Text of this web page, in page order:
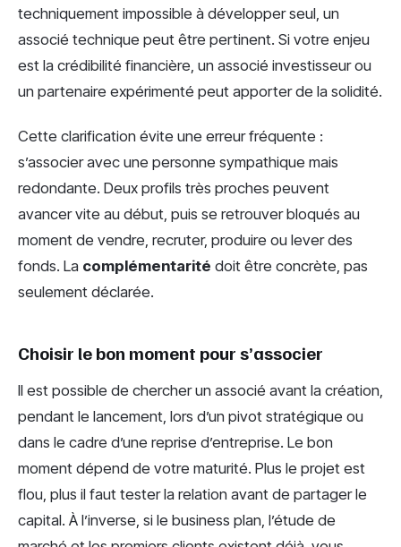
techniquement impossible à développer seul, un
associé technique peut être pertinent. Si votre enjeu
est la crédibilité financière, un associé investisseur ou
un partenaire expérimenté peut apporter de la solidité.
Cette clarification évite une erreur fréquente :
s’associer avec une personne sympathique mais
redondante. Deux profils très proches peuvent
avancer vite au début, puis se retrouver bloqués au
moment de vendre, recruter, produire ou lever des
fonds. La complémentarité doit être concrète, pas
seulement déclarée.
Choisir le bon moment pour s’associer
Il est possible de chercher un associé avant la création,
pendant le lancement, lors d’un pivot stratégique ou
dans le cadre d’une reprise d’entreprise. Le bon
moment dépend de votre maturité. Plus le projet est
flou, plus il faut tester la relation avant de partager le
capital. À l’inverse, si le business plan, l’étude de